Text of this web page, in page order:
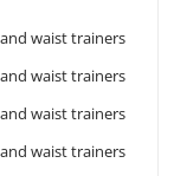
waist trainers
waist trainers
waist trainers
waist trainers